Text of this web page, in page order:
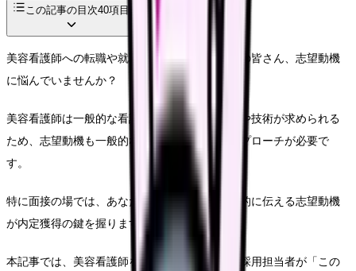
この記事の目次40項目
美容看護師への転職や就職を考えている看護師の皆さん、志望動機
に悩んでいませんか？
美容看護師は一般的な看護師とは異なる専門性や技術が求められる
ため、志望動機も一般的な看護職とは異なるアプローチが必要で
す。
特に面接の場では、あなたの熱意や適性を効果的に伝える志望動機
が内定獲得の鍵を握ります。
本記事では、美容看護師を目指す方に向けて、採用担当者が「この